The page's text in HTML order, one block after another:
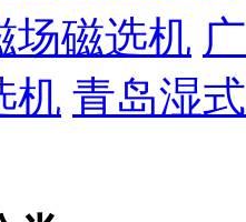
场磁选机
机 青岛湿